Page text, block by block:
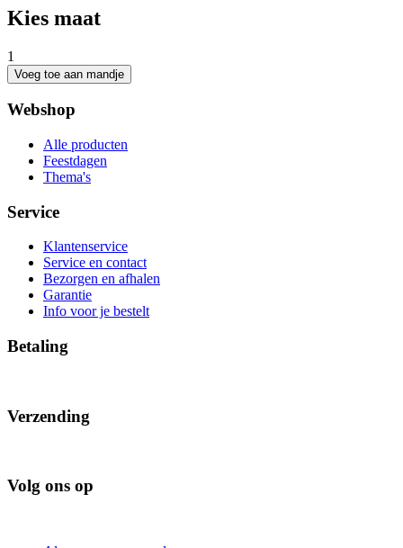
Kies maat
1
Webshop
Alle producten
Feestdagen
Thema's
Service
Klantenservice
Service en contact
Bezorgen en afhalen
Garantie
Info voor je bestelt
Betaling
Verzending
Volg ons op